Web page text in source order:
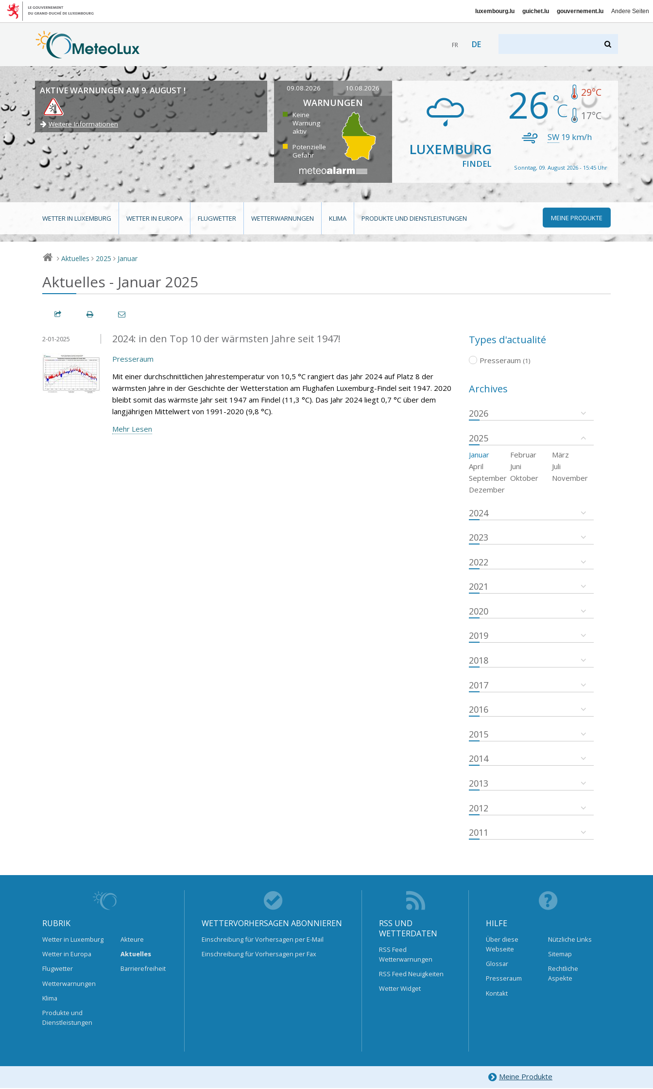
luxembourg.lu guichet.lu gouvernement.lu Andere Seiten
FR DE
AKTIVE WARNUNGEN AM 9. AUGUST !
Weitere Informationen
09.08.2026 10.08.2026
WARNUNGEN
Keine
Warnung
aktiv
Potenzielle
Gefahr
LUXEMBURG
FINDEL
26 29°C
17°C
SW 19 km/h
Sonntag, 09. August 2026 - 15:45 Uhr
WETTER IN LUXEMBURG WETTER IN EUROPA FLUGWETTER WETTERWARNUNGEN KLIMA PRODUKTE UND DIENSTLEISTUNGEN MEINE PRODUKTE
> Aktuelles > 2025 > Januar
Aktuelles - Januar 2025
2024: in den Top 10 der wärmsten Jahre seit 1947!
2-01-2025
Presseraum
Mit einer durchschnittlichen Jahrestemperatur von 10,5 °C rangiert das Jahr 2024 auf Platz 8 der
wärmsten Jahre in der Geschichte der Wetterstation am Flughafen Luxemburg-Findel seit 1947. 2020
bleibt somit das wärmste Jahr seit 1947 am Findel (11,3 °C). Das Jahr 2024 liegt 0,7 °C über dem
langjährigen Mittelwert von 1991-2020 (9,8 °C).
Mehr Lesen
Types d'actualité
Presseraum (1)
Archives
2026
2025
Januar Februar
März
April
Juni
Juli
September Oktober
November
Dezember
2024
2023
2022
2021
2020
2019
2018
2017
2016
2015
2014
2013
2012
2011
RUBRIK
Wetter in Luxemburg
Wetter in Europa
Flugwetter
Wetterwarnungen
Klima
Produkte und
Dienstleistungen
Akteure
Aktuelles
Barrierefreiheit
WETTERVORHERSAGEN ABONNIEREN
Einschreibung für Vorhersagen per E-Mail
Einschreibung für Vorhersagen per Fax
RSS UND
WETTERDATEN
RSS Feed
Wetterwarnungen
RSS Feed Neuigkeiten
Wetter Widget
HILFE
Über diese
Webseite
Glossar
Presseraum
Kontakt
Nützliche Links
Sitemap
Rechtliche
Aspekte
Meine Produkte